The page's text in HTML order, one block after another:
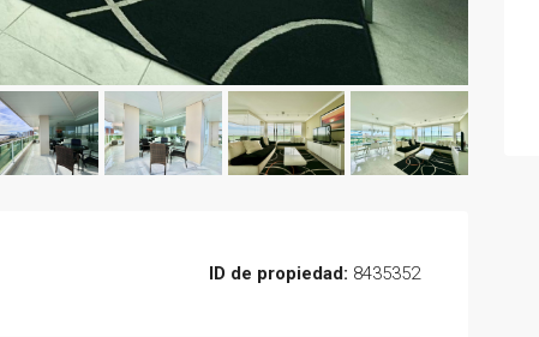
ID de propiedad: 8435352